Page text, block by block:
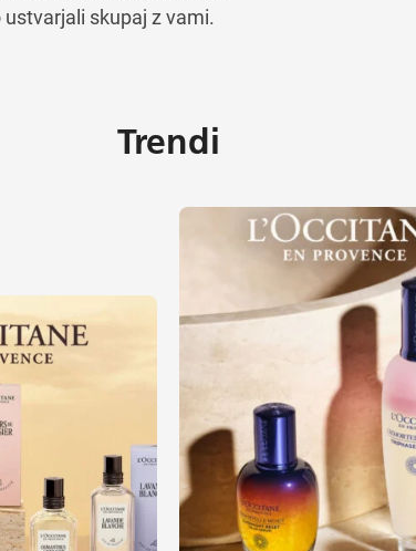
skupaj z vami.
Trendi